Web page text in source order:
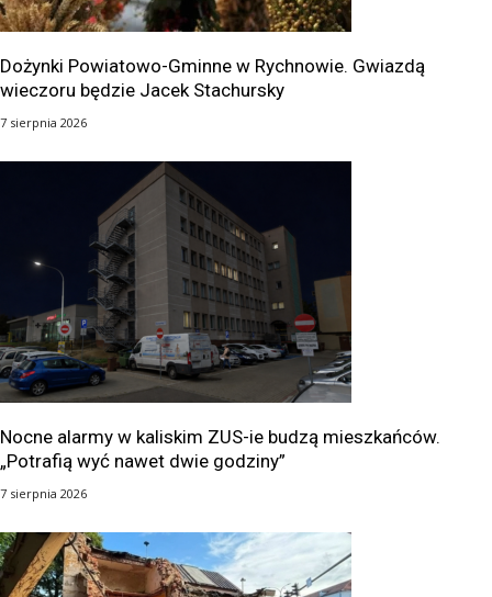
Dożynki Powiatowo-Gminne w Rychnowie. Gwiazdą
wieczoru będzie Jacek Stachursky
7 sierpnia 2026
Nocne alarmy w kaliskim ZUS-ie budzą mieszkańców.
„Potrafią wyć nawet dwie godziny”
7 sierpnia 2026